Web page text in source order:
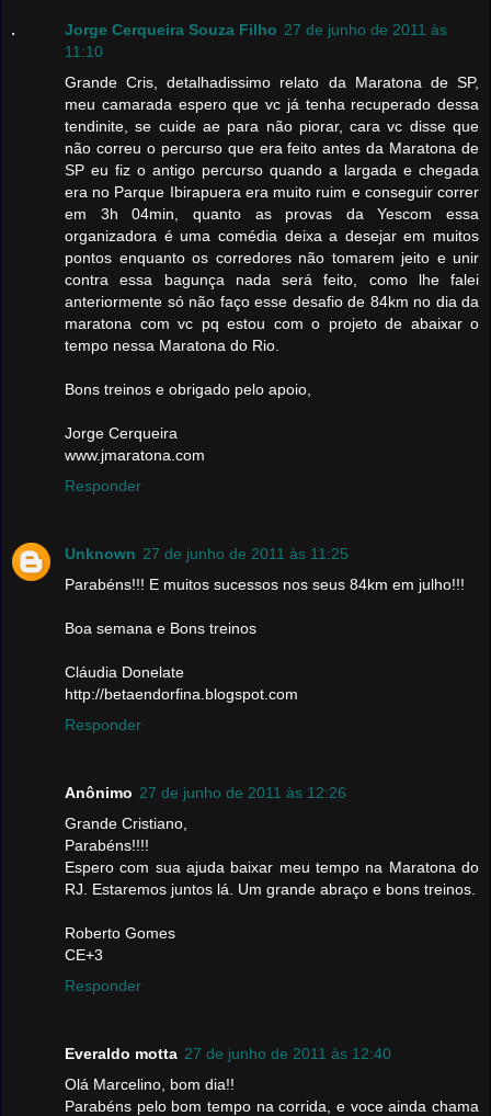
Jorge Cerqueira Souza Filho 27 de junho de 2011 às
11:10
Grande Cris, detalhadissimo relato da Maratona de SP,
meu camarada espero que vc já tenha recuperado dessa
tendinite, se cuide ae para não piorar, cara vc disse que
não correu o percurso que era feito antes da Maratona de
SP eu fiz o antigo percurso quando a largada e chegada
era no Parque Ibirapuera era muito ruim e conseguir correr
em 3h 04min, quanto as provas da Yescom essa
organizadora é uma comédia deixa a desejar em muitos
pontos enquanto os corredores não tomarem jeito e unir
contra essa bagunça nada será feito, como lhe falei
anteriormente só não faço esse desafio de 84km no dia da
maratona com vc pq estou com o projeto de abaixar o
tempo nessa Maratona do Rio.
Bons treinos e obrigado pelo apoio,
Jorge Cerqueira
www.jmaratona.com
Responder
Unknown 27 de junho de 2011 às 11:25
Parabéns!!! E muitos sucessos nos seus 84km em julho!!!
Boa semana e Bons treinos
Cláudia Donelate
http://betaendorfina.blogspot.com
Responder
Anônimo 27 de junho de 2011 às 12:26
Grande Cristiano,
Parabéns!!!!
Espero com sua ajuda baixar meu tempo na Maratona do
RJ. Estaremos juntos lá. Um grande abraço e bons treinos.
Roberto Gomes
CE+3
Responder
Everaldo motta 27 de junho de 2011 às 12:40
Olá Marcelino, bom dia!!
Parabéns pelo bom tempo na corrida, e voce ainda chama